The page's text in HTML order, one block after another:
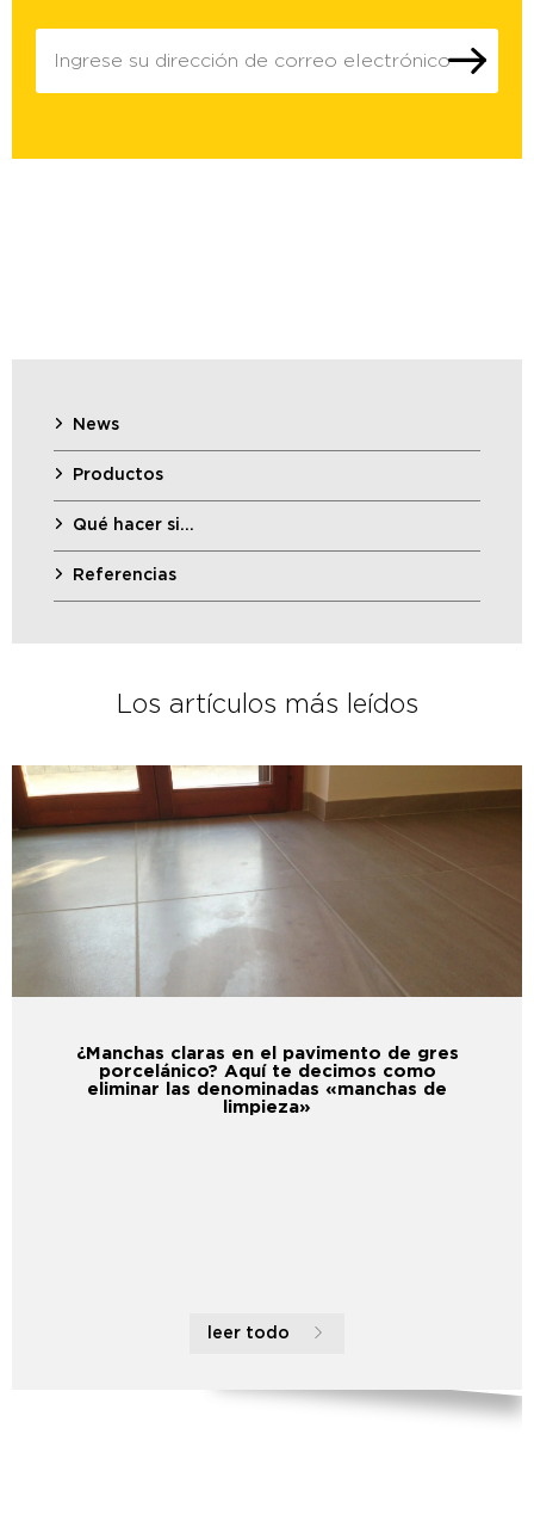
News
Productos
Qué hacer si…
Referencias
Los artículos más leídos
¿Manchas claras en el pavimento de gres
porcelánico? Aquí te decimos como
eliminar las denominadas «manchas de
limpieza»
leer todo